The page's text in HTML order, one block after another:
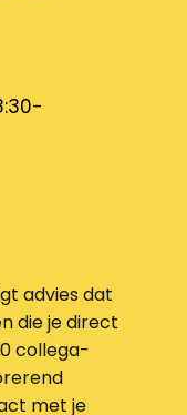
advies dat
die je direct
collega-
met je